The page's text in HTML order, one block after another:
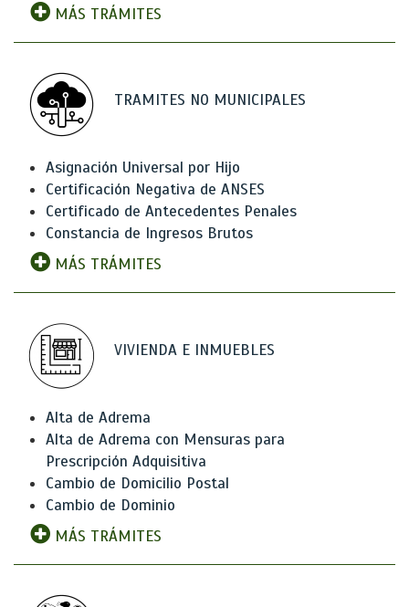
MÁS TRÁMITES
TRAMITES NO MUNICIPALES
Asignación Universal por Hijo
Certificación Negativa de ANSES
Certificado de Antecedentes Penales
Constancia de Ingresos Brutos
MÁS TRÁMITES
VIVIENDA E INMUEBLES
Alta de Adrema
Alta de Adrema con Mensuras para
Prescripción Adquisitiva
Cambio de Domicilio Postal
Cambio de Dominio
MÁS TRÁMITES